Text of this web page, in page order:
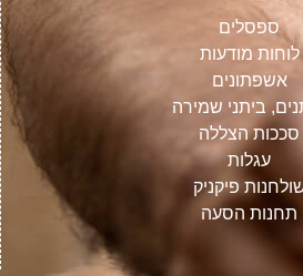
ספסלים
לוחות מודעות
אשפתונים
ביתני שמירה
סככות הצללה
עגלות
פיקניק
תחנות הסעה